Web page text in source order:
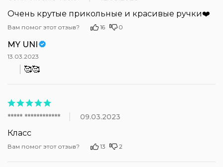
Очень крутые прикольные и красивые ручки❤️
Вам помог этот отзыв? 16 0
MY UNI
13.03.2023
🥰🥰
***** ************ 09.03.2023
Класс
Вам помог этот отзыв? 13 2